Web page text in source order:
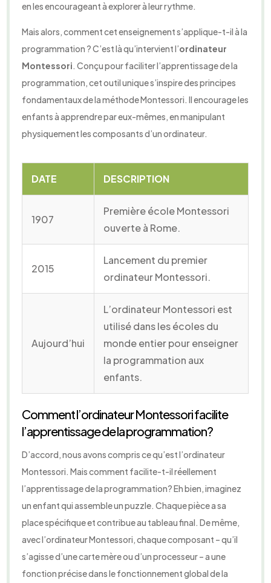
en les encourageant à explorer à leur rythme.
Mais alors, comment cet enseignement s’applique-t-il à la
programmation ? C’est là qu’intervient l’ordinateur
Montessori. Conçu pour faciliter l’apprentissage de la
programmation, cet outil unique s’inspire des principes
fondamentaux de la méthode Montessori. Il encourage les
enfants à apprendre par eux-mêmes, en manipulant
physiquement les composants d’un ordinateur.
DATE DESCRIPTION
1907
Première école Montessori
ouverte à Rome.
2015
Lancement du premier
ordinateur Montessori.
Aujourd’hui
L’ordinateur Montessori est
utilisé dans les écoles du
monde entier pour enseigner
la programmation aux
enfants.
Comment l’ordinateur Montessori facilite
l’apprentissage de la programmation?
D’accord, nous avons compris ce qu’est l’ordinateur
Montessori. Mais comment facilite-t-il réellement
l’apprentissage de la programmation? Eh bien, imaginez
un enfant qui assemble un puzzle. Chaque pièce a sa
place spécifique et contribue au tableau final. De même,
avec l’ordinateur Montessori, chaque composant – qu’il
s’agisse d’une carte mère ou d’un processeur – a une
fonction précise dans le fonctionnement global de la